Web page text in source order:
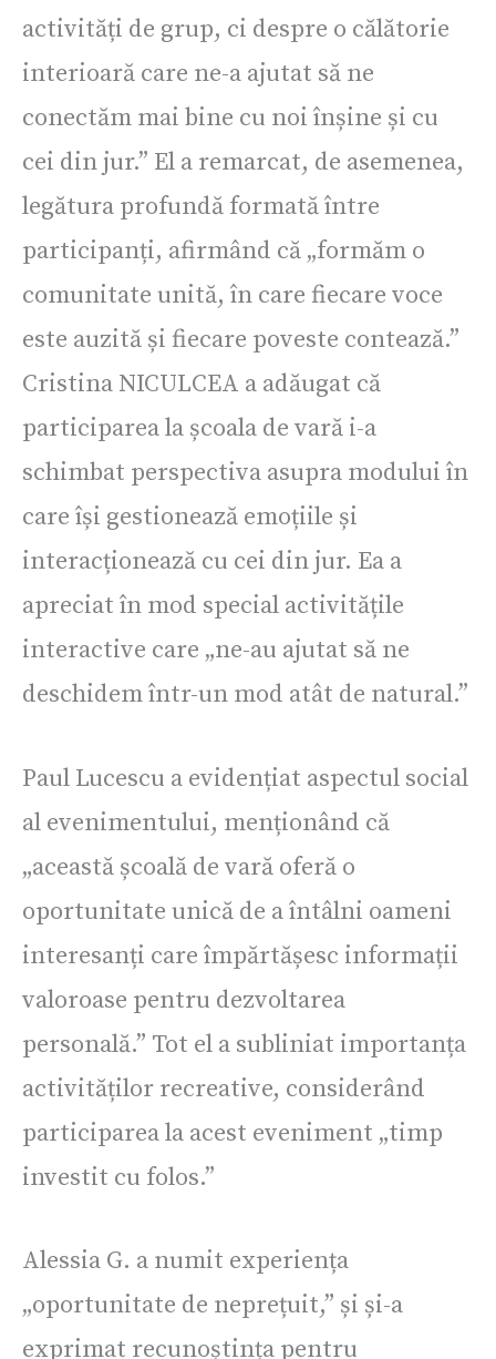
activități de grup, ci despre o călătorie
interioară care ne-a ajutat să ne
conectăm mai bine cu noi înșine și cu
cei din jur.” El a remarcat, de asemenea,
legătura profundă formată între
participanți, afirmând că „formăm o
comunitate unită, în care fiecare voce
este auzită și fiecare poveste contează.”
Cristina NICULCEA a adăugat că
participarea la școala de vară i-a
schimbat perspectiva asupra modului în
care își gestionează emoțiile și
interacționează cu cei din jur. Ea a
apreciat în mod special activitățile
interactive care „ne-au ajutat să ne
deschidem într-un mod atât de natural.”
Paul Lucescu a evidențiat aspectul social
al evenimentului, menționând că
„această școală de vară oferă o
oportunitate unică de a întâlni oameni
interesanți care împărtășesc informații
valoroase pentru dezvoltarea
personală.” Tot el a subliniat importanța
activităților recreative, considerând
participarea la acest eveniment „timp
investit cu folos.”
Alessia G. a numit experiența
„oportunitate de neprețuit,” și și-a
exprimat recunoștința pentru